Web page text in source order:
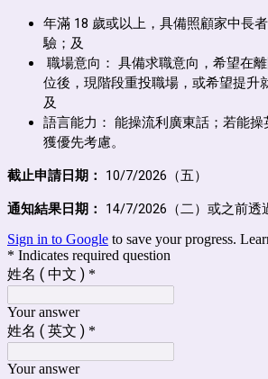
年滿 18 歲或以上，具備照顧家中長
驗；及
職場意向： 具備求職意向，希望在
位後，現階段重投職場，或希望提升
及
語言能力： 能操流利廣東話；若能
獲優先考慮。
截止申請日期： 10/7/2026（五）
通知結果日期： 14/7/2026（二）或之前透
Sign in to Google to save your progress.
* Indicates required question
姓名 ( 中文 ) *
Your answer
姓名 ( 英文 ) *
Your answer